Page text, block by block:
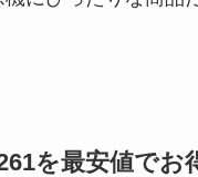
を最安値でお